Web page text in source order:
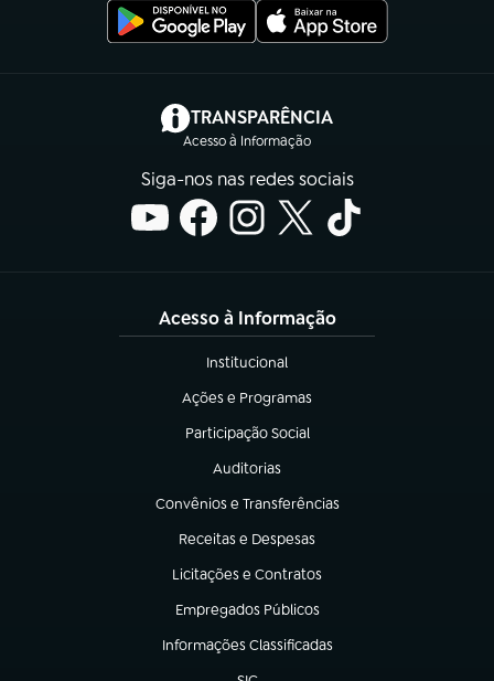
TRANSPARÊNCIA
Acesso à Informação
(abre em nova aba)
Siga-nos nas redes sociais
Acesso à Informação
Institucional
(abre em nova aba)
Ações e Programas
(abre em nova aba)
Participação Social
(abre em nova aba)
Auditorias
(abre em nova aba)
Convênios e Transferências
(abre em nova aba)
Receitas e Despesas
(abre em nova aba)
Licitações e Contratos
(abre em nova aba)
Empregados Públicos
(abre em nova aba)
Informações Classificadas
(abre em nova aba)